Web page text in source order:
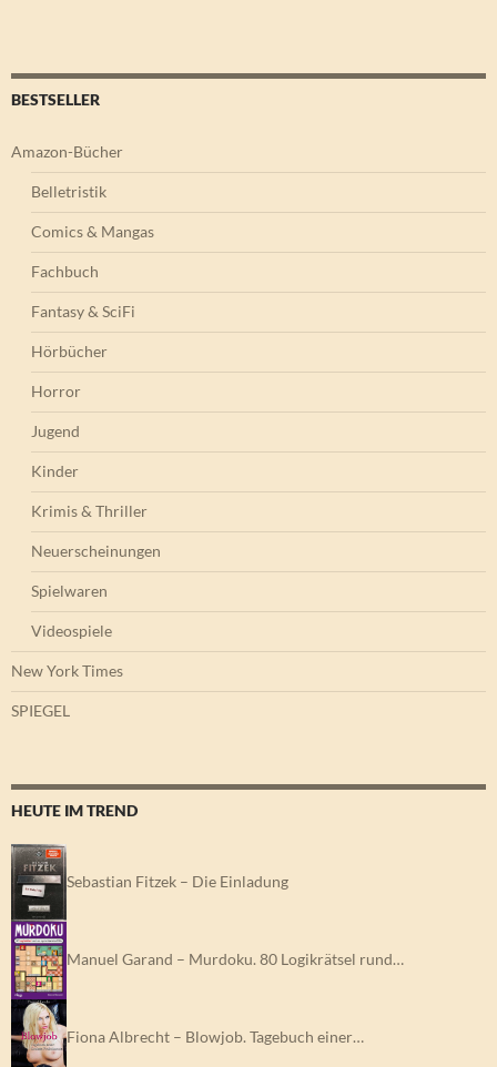
BESTSELLER
Amazon-Bücher
Belletristik
Comics & Mangas
Fachbuch
Fantasy & SciFi
Hörbücher
Horror
Jugend
Kinder
Krimis & Thriller
Neuerscheinungen
Spielwaren
Videospiele
New York Times
SPIEGEL
HEUTE IM TREND
Sebastian Fitzek – Die Einladung
Manuel Garand – Murdoku. 80 Logikrätsel rund…
Fiona Albrecht – Blowjob. Tagebuch einer…